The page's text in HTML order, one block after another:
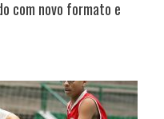
com novo formato e